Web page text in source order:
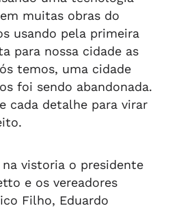
muitas obras do
usando pela primeira
para nossa cidade as
temos, uma cidade
foi sendo abandonada.
cada detalhe para virar
vistoria o presidente
e os vereadores
Filho, Eduardo